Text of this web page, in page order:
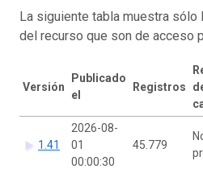
La siguiente tabla muestra
del recurso que son de acceso
Versión
Publicado
el
Registros
1.41
2026-08-
01
00:00:30
45.779